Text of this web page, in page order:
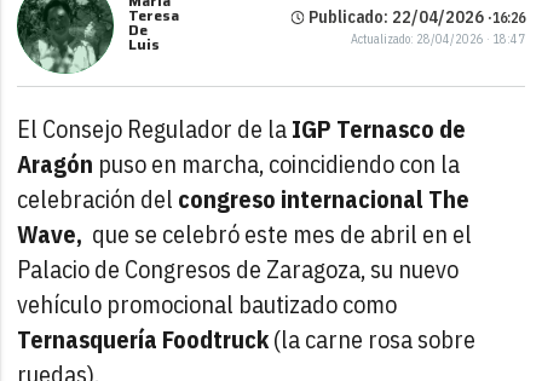
Teresa
De
Luis
Publicado: 22/04/2026 ·16:26
Actualizado: 28/04/2026 · 18:47
El Consejo Regulador de laIGP Ternasco de
Aragón puso en marcha, coincidiendo con la
celebración del congreso internacional The
Wave, que se celebró este mes de abril en el
Palacio de Congresos de Zaragoza, su nuevo
vehículo promocional bautizado como
Ternasquería Foodtruck(la carne rosa sobre
ruedas).